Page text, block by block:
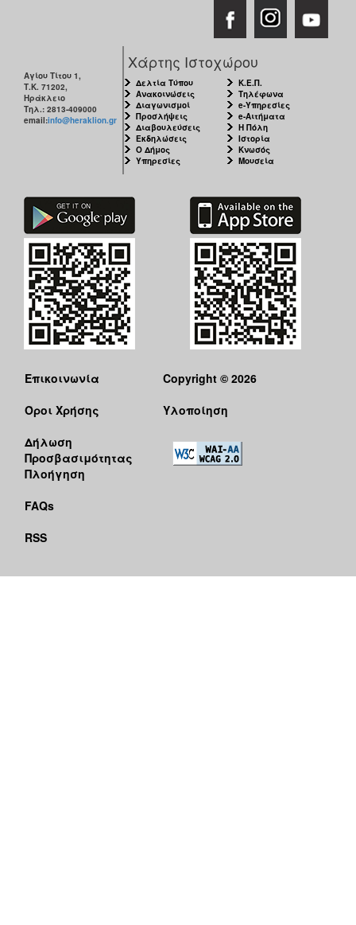
Αγίου Τίτου 1,
Τ.Κ. 71202,
Ηράκλειο
Τηλ.: 2813-409000
email:info@heraklion.gr
Χάρτης Ιστοχώρου
Δελτία Τύπου
Ανακοινώσεις
Διαγωνισμοί
Προσλήψεις
Διαβουλεύσεις
Εκδηλώσεις
Ο Δήμος
Υπηρεσίες
Κ.Ε.Π.
Τηλέφωνα
e-Υπηρεσίες
e-Αιτήματα
Η Πόλη
Ιστορία
Κνωσός
Μουσεία
Επικοινωνία
Όροι Χρήσης
Δήλωση
Προσβασιμότητας
Πλοήγηση
FAQs
RSS
Copyright © 2026
Υλοποίηση